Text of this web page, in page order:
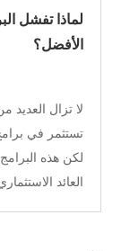
لماذا تفشل
الأفضل؟
لا تزال العديد
تستثمر في
لكن هذه
العائد